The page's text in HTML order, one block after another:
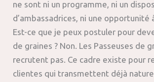
ne sont ni un programme, ni un
d’ambassadrices, ni une opportunité
Est-ce que je peux postuler pour
de graines ? Non. Les Passeuses de
recrutent pas. Ce cadre existe pour
clientes qui transmettent déjà